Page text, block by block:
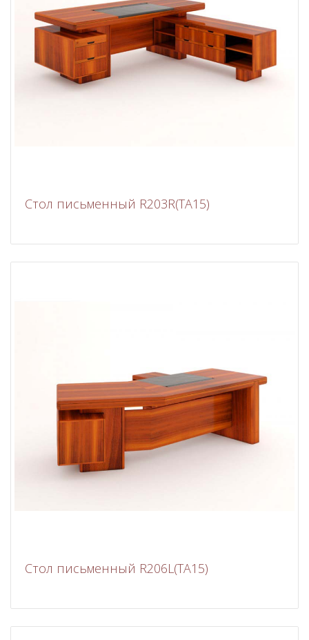
Стол письменный R203R(TA15)
Стол письменный R206L(TA15)